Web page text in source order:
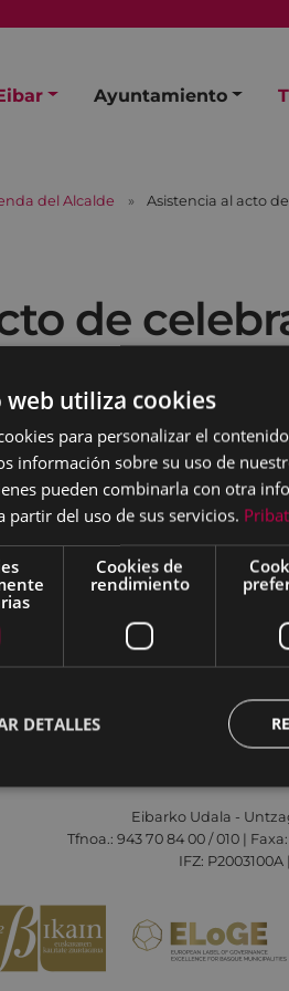
Ayuntamiento
del Alcalde Asistencia al acto
de
Eibarko Udala -
Tfnoa.: 943 70 84 00 / 010 |
IFZ:
web utiliza cookies
para personalizar el
información sobre su uso de
pueden combinarla con otra
partir del uso de sus servicios.
Cookies de
rendimiento
DETALLES